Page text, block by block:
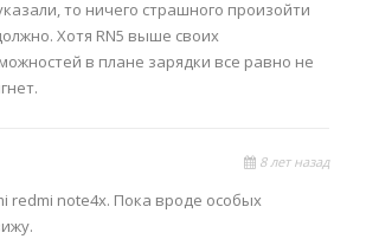
то ничего страшного произойти
Хотя RN5 выше своих
в плане зарядки все равно не
8 лет назад
redmi note4x. Пока вроде особых